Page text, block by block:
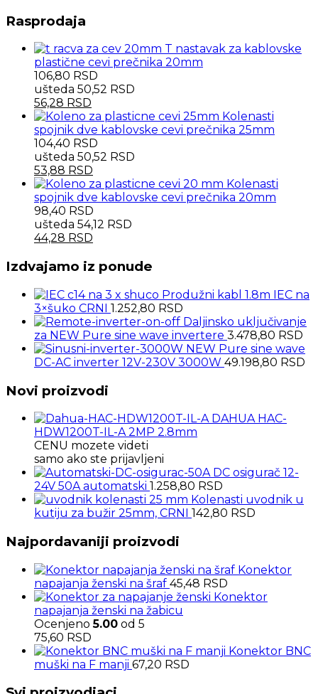
Rasprodaja
T nastavak za kablovske
plastične cevi prečnika 20mm
106,80 RSD
ušteda 50,52 RSD
56,28 RSD
Kolenasti
spojnik dve kablovske cevi prečnika 25mm
104,40 RSD
ušteda 50,52 RSD
53,88 RSD
Kolenasti
spojnik dve kablovske cevi prečnika 20mm
98,40 RSD
ušteda 54,12 RSD
44,28 RSD
Izdvajamo iz ponude
Produžni kabl 1.8m IEC na
3×šuko CRNI 1.252,80 RSD
Daljinsko uključivanje
za NEW Pure sine wave invertere 3.478,80 RSD
NEW Pure sine wave
DC-AC inverter 12V-230V 3000W 49.198,80 RSD
Novi proizvodi
DAHUA HAC-
HDW1200T-IL-A 2MP 2.8mm
CENU mozete videti
samo ako ste prijavljeni
DC osigurač 12-
24V 50A automatski 1.258,80 RSD
Kolenasti uvodnik u
kutiju za bužir 25mm, CRNI
142,80 RSD
Najpordavaniji proizvodi
Konektor
napajanja ženski na šraf 45,48 RSD
Konektor
napajanja ženski na žabicu
Ocenjeno5.00 od 5
75,60 RSD
Konektor BNC
muški na F manji 67,20 RSD